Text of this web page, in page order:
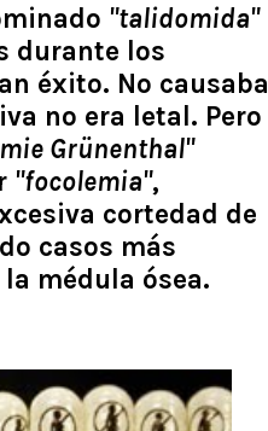
"talidomida"
durante los
éxito. No causaba
no era letal. Pero
Grünenthal"
"focolemia",
cortedad de
casos más
médula ósea.